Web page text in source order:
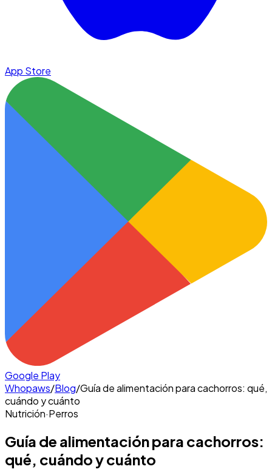
App Store
Google Play
Whopaws/Blog/Guía de alimentación para cachorros: qué,
cuándo y cuánto
Nutrición·Perros
Guía de alimentación para cachorros:
qué, cuándo y cuánto